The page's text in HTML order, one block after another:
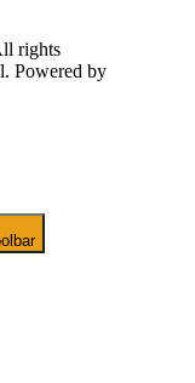
rights
Powered by